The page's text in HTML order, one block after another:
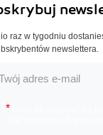
raz w tygodniu
newslettera.
*